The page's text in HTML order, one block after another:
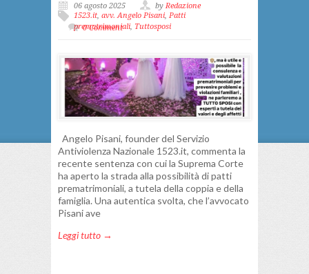
06 agosto 2025 byRedazione
1523.it, avv. Angelo Pisani, Patti
prematrimoniali, Tuttosposi
0 Comment
Angelo Pisani, founder del Servizio
Antiviolenza Nazionale 1523.it, commenta la
recente sentenza con cui la Suprema Corte
ha aperto la strada alla possibilità di patti
prematrimoniali, a tutela della coppia e della
famiglia. Una autentica svolta, che l’avvocato
Pisani ave
Leggi tutto →